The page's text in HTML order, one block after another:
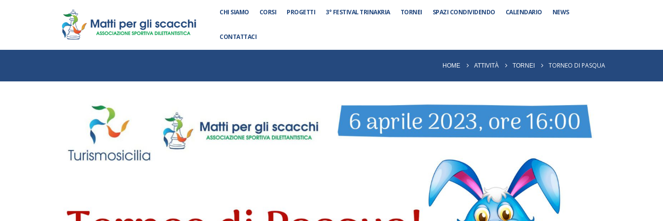
CHI SIAMO CORSI PROGETTI 3° FESTIVAL TRINAKRIA TORNEI SPAZI CONDIVIDENDO CALENDARIO NEWS
CONTATTACI
HOME ATTIVITÀ TORNEI TORNEO DI PASQUA